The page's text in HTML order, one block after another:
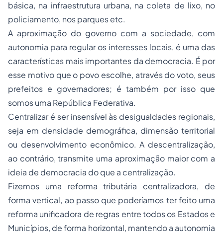
básica, na infraestrutura urbana, na coleta de lixo, no
policiamento, nos parques etc.
A aproximação do governo com a sociedade, com
autonomia para regular os interesses locais, é uma das
características mais importantes da democracia. É por
esse motivo que o povo escolhe, através do voto, seus
prefeitos e governadores; é também por isso que
somos uma República Federativa.
Centralizar é ser insensível às desigualdades regionais,
seja em densidade demográfica, dimensão territorial
ou desenvolvimento econômico. A descentralização,
ao contrário, transmite uma aproximação maior com a
ideia de democracia do que a centralização.
Fizemos uma reforma tributária centralizadora, de
forma vertical, ao passo que poderíamos ter feito uma
reforma unificadora de regras entre todos os Estados e
Municípios, de forma horizontal, mantendo a autonomia